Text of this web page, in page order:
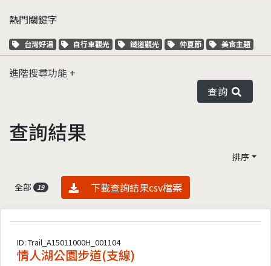
熱門關鍵字
關鍵字標籤
台灣好湯 關鍵字標籤
自行車觀光 關鍵字標籤
鐵道觀光 關鍵字標籤
仲夏節 關鍵字標籤
美食主題
進階搜尋功能
查詢
查詢結果
排序
全部 19 資料下載
下載查詢結果csv檔案
ID: Trail_A15011000H_001104
情人湖公園步道(支線)